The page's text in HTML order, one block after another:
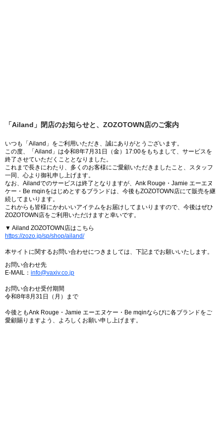
「Ailand」閉店のお知らせと、ZOZOTOWN店のご案内
いつも「Ailand」をご利用いただき、誠にありがとうございます。
この度、「Ailand」は令和8年7月31日（金）17:00をもちまして、サービスを
終了させていただくこととなりました。
これまで長きにわたり、多くのお客様にご愛顧いただきましたこと、スタッフ
一同、心より御礼申し上げます。
なお、Ailandでのサービスは終了となりますが、Ank Rouge・Jamie エーエヌ
ケー・Be mqinをはじめとするブランドは、今後もZOZOTOWN店にて販売を継
続してまいります。
これからも皆様にかわいいアイテムをお届けしてまいりますので、今後はぜひ
ZOZOTOWN店をご利用いただけますと幸いです。
▼ Ailand ZOZOTOWN店はこちら
https://zozo.jp/sp/shop/ailand/
本サイトに関するお問い合わせにつきましては、下記までお願いいたします。
お問い合わせ先
E-MAIL： info@vaxiv.co.jp
お問い合わせ受付期間
令和8年8月31日（月）まで
今後ともAnk Rouge・Jamie エーエヌケー・Be mqinならびに各ブランドをご
愛顧賜りますよう、よろしくお願い申し上げます。